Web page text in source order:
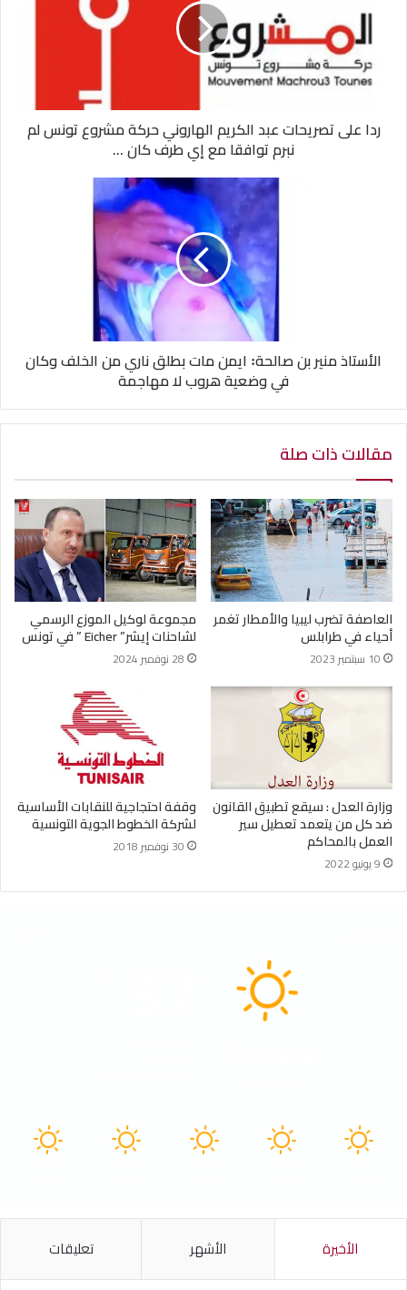
ردا على تصريحات عبد الكريم الهاروني حركة مشروع تونس لم
نبرم توافقا مع إي طرف كان ...
الأستاذ منير بن صالحة꞉ ايمن مات بطلق ناري من الخلف وكان
في وضعية هروب لا مهاجمة
مقالات ذات صلة
العاصفة تضرب ليبيا والأمطار تغمر
أحياء في طرابلس
10 سبتمبر 2023
مجموعة لوكيل الموزع الرسمي
لشاحنات إيشر” Eicher ” في تونس
28 نوفمبر 2024
وزارة العدل : سيقع تطبيق القانون
ضد كل من يتعمد تعطيل سير
العمل بالمحاكم
9 يونيو 2022
وقفة احتجاجية للنقابات الأساسية
لشركة الخطوط الجوية التونسية
30 نوفمبر 2018
الأخيرة الأشهر تعليقات